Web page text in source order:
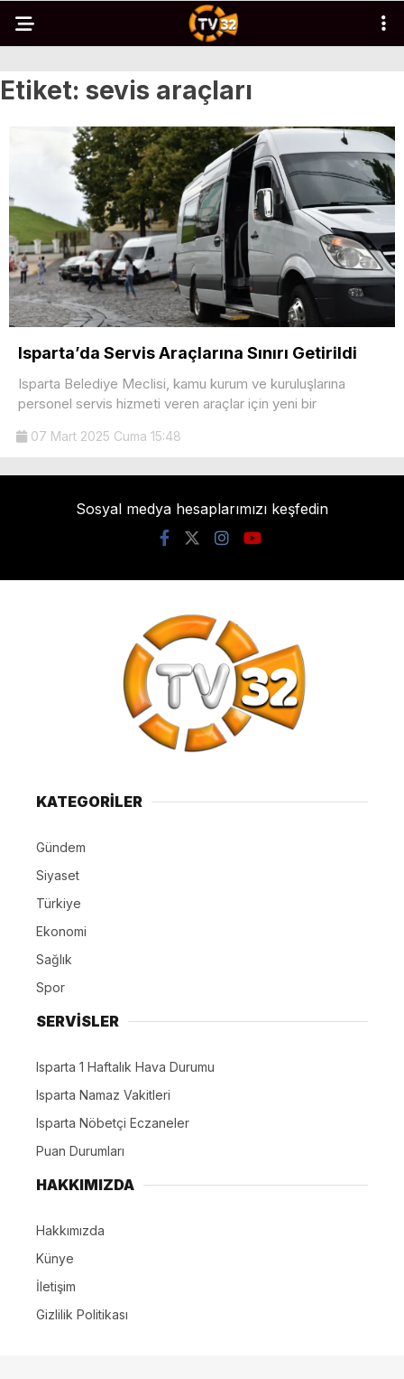
Etiket: sevis araçları
Isparta’da Servis Araçlarına Sınırı Getirildi
Isparta Belediye Meclisi, kamu kurum ve kuruluşlarına
personel servis hizmeti veren araçlar için yeni bir
07 Mart 2025 Cuma 15:48
Sosyal medya hesaplarımızı keşfedin
KATEGORİLER
Gündem
Siyaset
Türkiye
Ekonomi
Sağlık
Spor
SERVİSLER
Isparta 1 Haftalık Hava Durumu
Isparta Namaz Vakitleri
Isparta Nöbetçi Eczaneler
Puan Durumları
HAKKIMIZDA
Hakkımızda
Künye
İletişim
Gizlilik Politikası